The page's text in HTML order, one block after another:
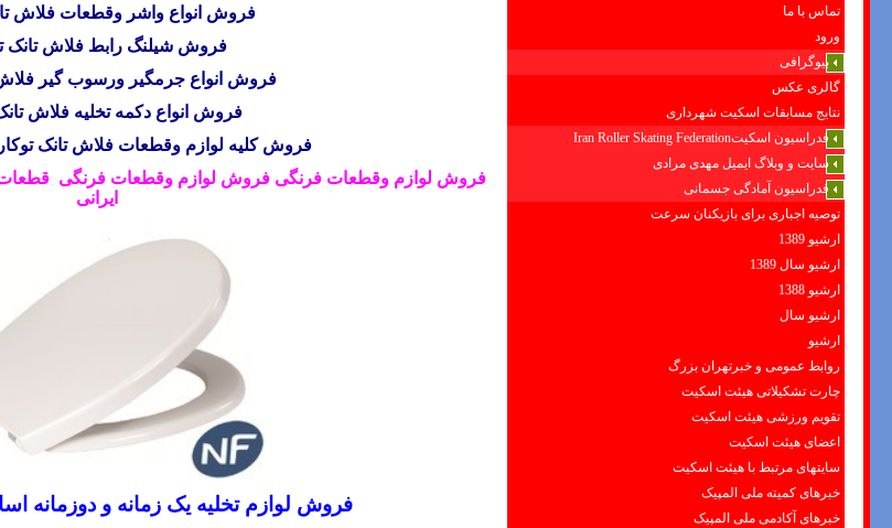
تماس با ما
ورود
بیوگرافی
گالری عکس
نتایج مسابقات اسکیت شهرداری
فدراسیون اسکیتIran Roller Skating Federation
سایت و وبلاگ ایمیل مهدی مرادی
فدراسیون آمادگی جسمانی
توصیه اجباری برای بازیکنان سرعت
ارشیو 1389
ارشیو سال 1389
ارشیو 1388
ارشیو سال
ارشیو
روابط عمومی و خبرتهران بزرگ
چارت تشکیلاتی هیئت اسکیت
تقویم ورزشی هیئت اسکیت
اعضای هیئت اسکیت
سایتهای مرتبط با هیئت اسکیت
خبرهای کمیته ملی المپیک
خبرهای آکادمی ملی المپیک
فروش انواع واشر وقطعات فلاش
فروش شیلنگ رابط فلاش تانک
فروش انواع جرمگیر ورسوب گیر فلاش
فروش انواع دکمه تخلیه فلاش تانک
فروش کلیه لوازم وقطعات فلاش تانک
فروش لوازم وقطعات فرنگی فروش لوازم وقطعات فرنگی قطعات
ایرانی
فروش لوازم تخلیه یک زمانه و دوزمانه